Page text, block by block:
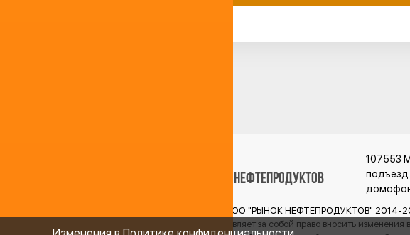
107553
подъезд
домофон
© Компания ООО "РЫНОК НЕФТЕПРОДУКТОВ" 2014-
Продавец оставляет за собой право вносить